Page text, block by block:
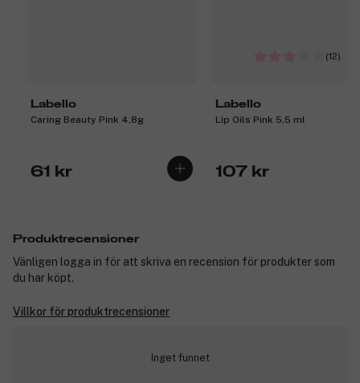
Labello
Caring Beauty Pink 4,8g
61 kr
(12)
Labello
Lip Oils Pink 5,5 ml
107 kr
Produktrecensioner
Vänligen logga in för att skriva en recension för produkter som
du har köpt.
Villkor för produktrecensioner
Inget funnet